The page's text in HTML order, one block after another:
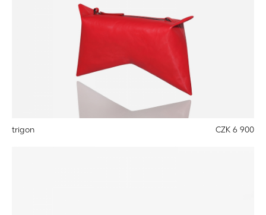
trigon CZK 6 900